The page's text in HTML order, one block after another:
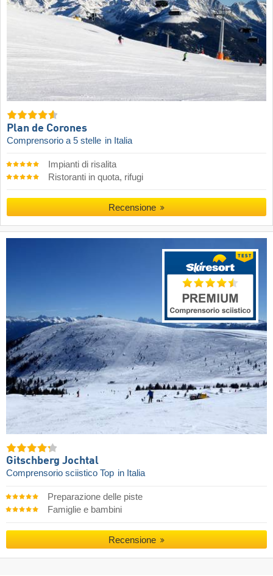
Plan de Corones
Comprensorio a 5 stelle in Italia
Impianti di risalita
Ristoranti in quota, rifugi
Recensione
Gitschberg Jochtal
Comprensorio sciistico Top in Italia
Preparazione delle piste
Famiglie e bambini
Recensione